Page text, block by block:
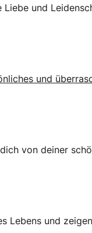
und
und
von deiner
Lebens und